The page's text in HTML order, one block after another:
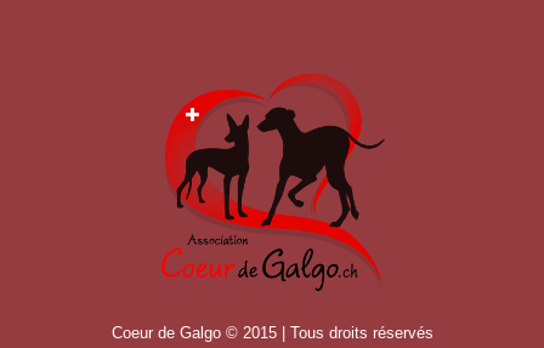
Coeur de Galgo © 2015 | Tous droits réservés